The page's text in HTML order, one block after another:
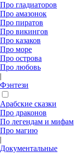
Про гладиаторов
Про амазонок
Про пиратов
Про викингов
Про казаков
Про море
Про острова
Про любовь
|
Фэнтези
Арабские сказки
Про драконов
По легендам и мифам
Про магию
|
Документальные